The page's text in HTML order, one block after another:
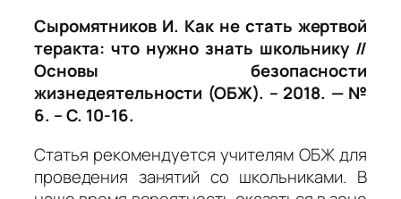
Сыромятников И. Как не стать жертвой
теракта: что нужно знать школьнику //
Основы безопасности
жизнедеятельности (ОБЖ). – 2018. — №
6. – С. 10-16.
Статья рекомендуется учителям ОБЖ для
проведения занятий со школьниками. В